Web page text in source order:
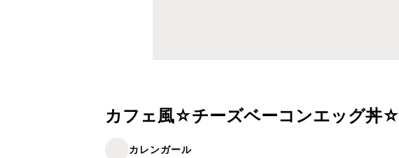
カフェ風☆チーズベーコンエッグ丼☆
カレンガール